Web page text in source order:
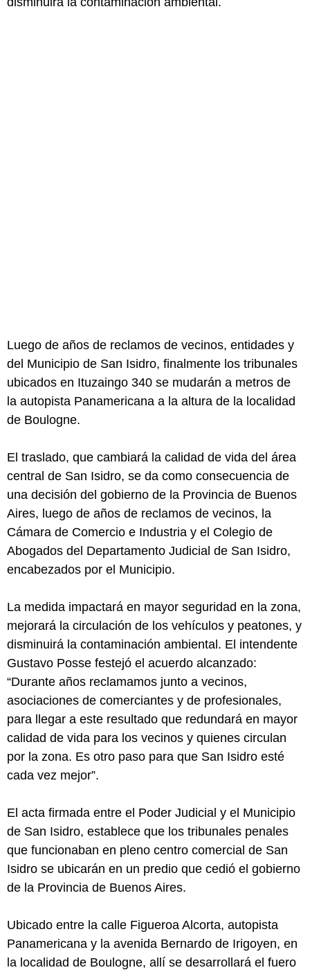
Luego de años de reclamos de vecinos, entidades y
del Municipio de San Isidro, finalmente los tribunales
ubicados en Ituzaingo 340 se mudarán a metros de
la autopista Panamericana a la altura de la localidad
de Boulogne.
El traslado, que cambiará la calidad de vida del área
central de San Isidro, se da como consecuencia de
una decisión del gobierno de la Provincia de Buenos
Aires, luego de años de reclamos de vecinos, la
Cámara de Comercio e Industria y el Colegio de
Abogados del Departamento Judicial de San Isidro,
encabezados por el Municipio.
La medida impactará en mayor seguridad en la zona,
mejorará la circulación de los vehículos y peatones, y
disminuirá la contaminación ambiental. El intendente
Gustavo Posse festejó el acuerdo alcanzado:
“Durante años reclamamos junto a vecinos,
asociaciones de comerciantes y de profesionales,
para llegar a este resultado que redundará en mayor
calidad de vida para los vecinos y quienes circulan
por la zona. Es otro paso para que San Isidro esté
cada vez mejor”.
El acta firmada entre el Poder Judicial y el Municipio
de San Isidro, establece que los tribunales penales
que funcionaban en pleno centro comercial de San
Isidro se ubicarán en un predio que cedió el gobierno
de la Provincia de Buenos Aires.
Ubicado entre la calle Figueroa Alcorta, autopista
Panamericana y la avenida Bernardo de Irigoyen, en
la localidad de Boulogne, allí se desarrollará el fuero